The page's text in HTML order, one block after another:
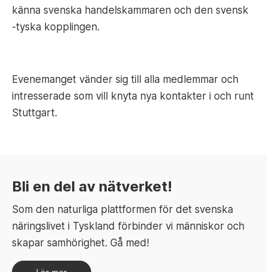
känna svenska handelskammaren och den svensk
-tyska kopplingen.
Evenemanget vänder sig till alla medlemmar och
intresserade som vill knyta nya kontakter i och runt
Stuttgart.
Bli en del av nätverket!
Som den naturliga plattformen för det svenska
näringslivet i Tyskland förbinder vi människor och
skapar samhörighet. Gå med!